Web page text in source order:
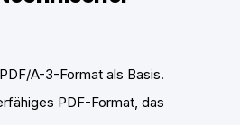
A-3-Format als Basis.
PDF-Format, das